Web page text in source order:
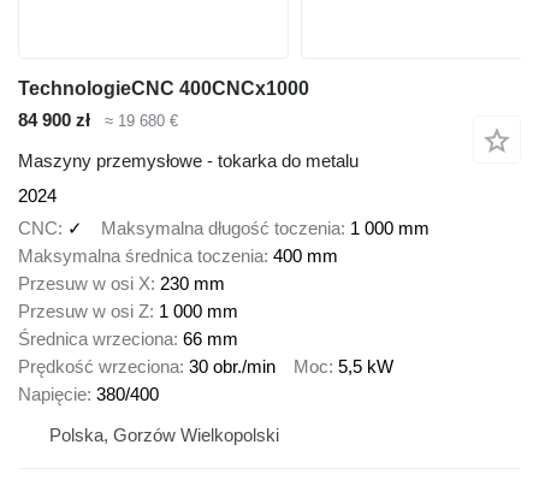
TechnologieCNC 400CNCx1000
84 900 zł
≈ 19 680 €
Maszyny przemysłowe - tokarka do metalu
2024
CNC
✓ Maksymalna długość toczenia 1 000 mm
Maksymalna średnica toczenia 400 mm
Przesuw w osi X 230 mm
Przesuw w osi Z 1 000 mm
Średnica wrzeciona 66 mm
Prędkość wrzeciona 30 obr./min Moc 5,5 kW
Napięcie 380/400
Polska, Gorzów Wielkopolski